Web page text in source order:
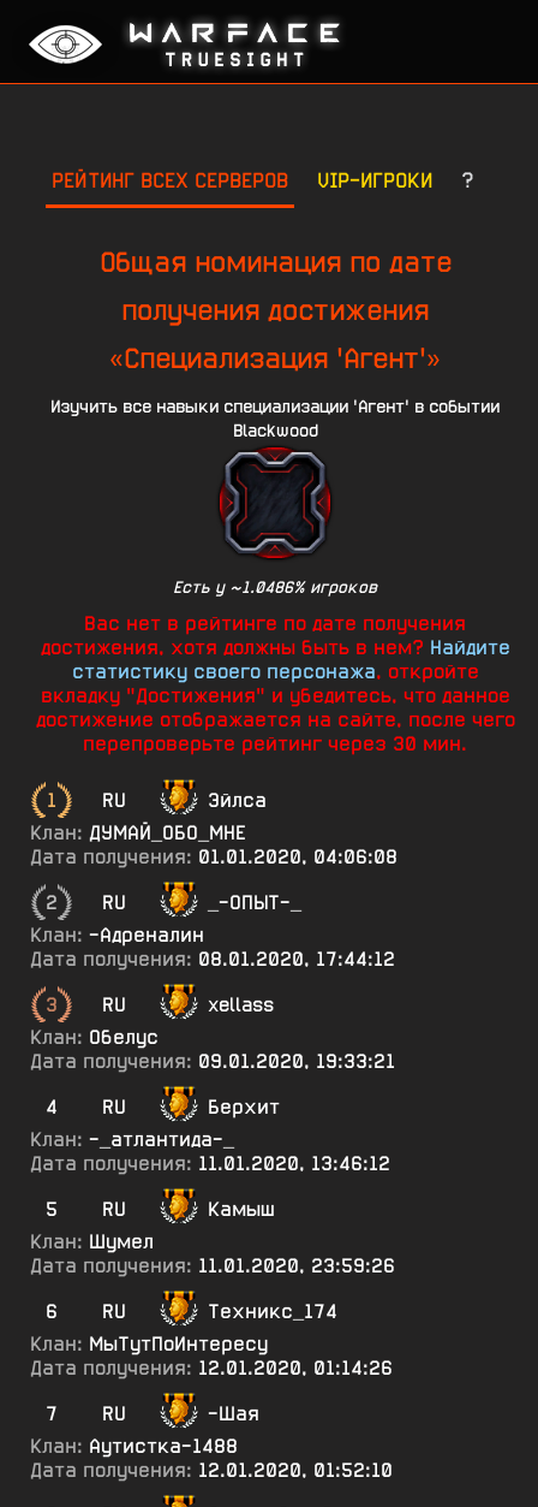
РЕЙТИНГ ВСЕХ СЕРВЕРОВ VIP-ИГРОКИ ?
Общая номинация по дате
получения достижения
«Специализация 'Агент'»
Изучить все навыки специализации 'Агент' в событии
Blackwood
Есть у ~1.0486% игроков
Вас нет в рейтинге по дате получения
достижения, хотя должны быть в нем? Найдите
статистику своего персонажа, откройте
вкладку "Достижения" и убедитесь, что данное
достижение отображается на сайте, после чего
перепроверьте рейтинг через 30 мин.
1 RU
Эйлса
Клан: ДУМАЙ_ОБО_МНЕ
Дата получения: 01.01.2020, 04:06:08
2
RU
_-ОПЫТ-_
Клан: -Адреналин
Дата получения: 08.01.2020, 17:44:12
3
RU
xellass
Клан: Обелус
Дата получения: 09.01.2020, 19:33:21
4
RU
Берхит
Клан: -_атлантида-_
Дата получения: 11.01.2020, 13:46:12
5
RU
Камыш
Клан: Шумел
Дата получения: 11.01.2020, 23:59:26
6
RU
Техникс_174
Клан: МыТутПоИнтересу
Дата получения: 12.01.2020, 01:14:26
7
RU
-Шая
Клан: Аутистка-1488
Дата получения: 12.01.2020, 01:52:10